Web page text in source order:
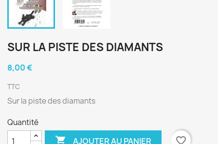
SUR LA PISTE DES DIAMANTS
8,00 €
TTC
Sur la piste des diamants
Quantité
 AJOUTER AU PANIER
favorite_border